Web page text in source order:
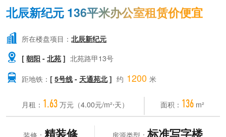
北辰新纪元 136平米办公室租赁价便宜
 所在楼盘项目：北辰新纪元
 [朝阳 -北苑 ] 北苑路甲13号
 距地铁： [5号线 - 天通苑北] 约 1200 米
月租： 1.63 万元（4.00元/m²⋅天） 面积： 136 m²
装修： 精装修 房源类型：标准写字楼